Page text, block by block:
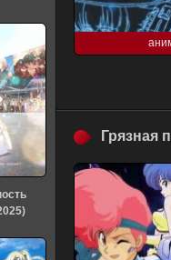
Грязная